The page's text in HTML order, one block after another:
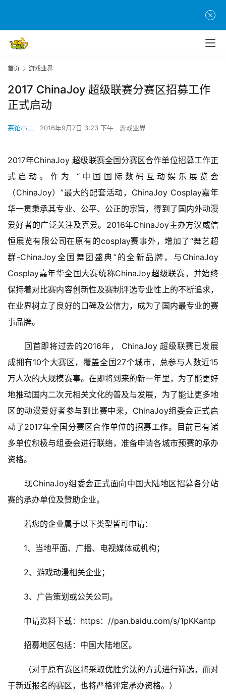
首
游
首页 游戏业界
2017 ChinaJoy 超级联赛分赛区招募工作
正式启动
茶馆小二 2016年9月7日 3:23 下午 游戏业界
2017年ChinaJoy 超级联赛全国分赛区合作单位招募工作正
式启动。作为 “中国国际数码互动娱乐展览会
（ChinaJoy）”最大的配套活动，ChinaJoy Cosplay嘉年
华一贯秉承其专业、公平、公正的宗旨，得到了国内外动漫
爱好者的广泛关注及喜爱。2016年ChinaJoy主办方汉威信
恒展览有限公司在原有的cosplay赛事外，增加了“舞艺超
群-ChinaJoy全国舞团盛典”的全新品牌，与ChinaJoy
Cosplay嘉年华全国大赛统称ChinaJoy超级联赛，并始终
保持着对比赛内容创新性及赛制评选专业性上的不断追求，
在业界树立了良好的口碑及公信力，成为了国内最专业的赛
事品牌。
回首即将过去的2016年， ChinaJoy 超级联赛已发展
成拥有10个大赛区，覆盖全国27个城市，总参与人数近15
万人次的大规模赛事。在即将到来的新一年里，为了能更好
地推动国内二次元相关文化的普及与发展，为了能让更多地
区的动漫爱好者参与到比赛中来，ChinaJoy组委会正式启
动了2017年全国分赛区合作单位的招募工作。目前已有诸
多单位积极与组委会进行联络，准备申请各城市预赛的承办
资格。
现ChinaJoy组委会正式面向中国大陆地区招募各分站
赛的承办单位及赞助企业。
若您的企业属于以下类型皆可申请：
1、当地平面、广播、电视媒体或机构；
2、游戏动漫相关企业；
3、广告策划或公关公司。
申请资料下载：https：//pan.baidu.com/s/1pKKantp
招募地区包括：中国大陆地区。
（对于原有赛区将采取优胜劣汰的方式进行筛选，而对
于新近报名的赛区，也将严格评定承办资格。）